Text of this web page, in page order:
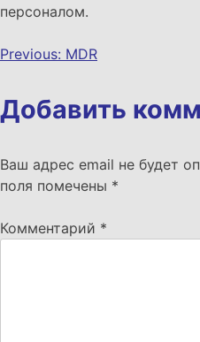
персоналом.
Previous: MDR
Добавить
Ваш адрес email не будет
поля помечены *
Комментарий *